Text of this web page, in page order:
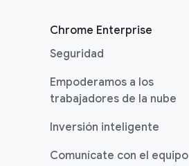
Chrome Enterprise
Seguridad
Empoderamos a los
trabajadores de la nube
Inversión inteligente
Comunícate con el equipo